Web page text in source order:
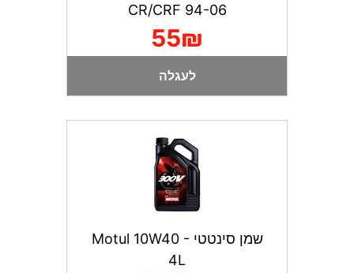
CR/CRF 94-06
55₪
לעגלה
שמן סינטטי Motul 10W40 -
4L